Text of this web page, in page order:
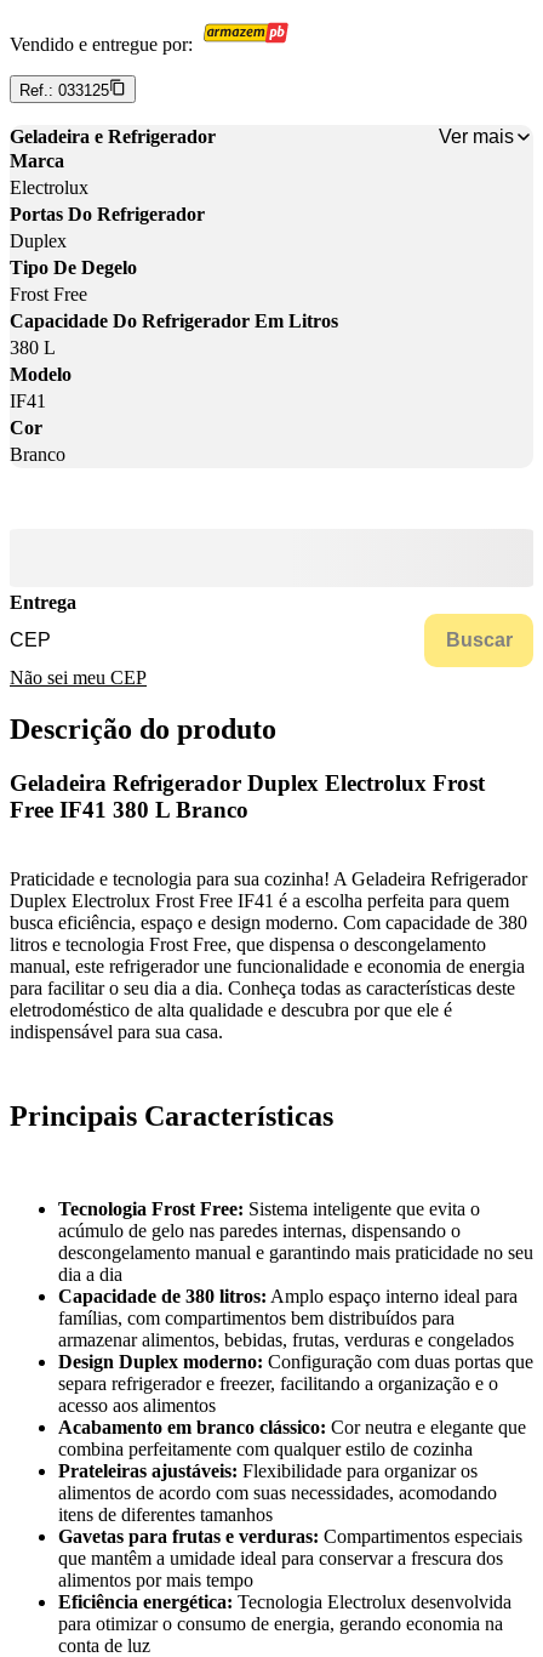
Vendido e entregue por:
Ref.: 033125
Geladeira e Refrigerador
Ver mais
Marca
Electrolux
Portas Do Refrigerador
Duplex
Tipo De Degelo
Frost Free
Capacidade Do Refrigerador Em Litros
380 L
Modelo
IF41
Cor
Branco
Entrega
Buscar
Não sei meu CEP
Descrição do produto
Geladeira Refrigerador Duplex Electrolux Frost
Free IF41 380 L Branco
Praticidade e tecnologia para sua cozinha! A Geladeira Refrigerador
Duplex Electrolux Frost Free IF41 é a escolha perfeita para quem
busca eficiência, espaço e design moderno. Com capacidade de 380
litros e tecnologia Frost Free, que dispensa o descongelamento
manual, este refrigerador une funcionalidade e economia de energia
para facilitar o seu dia a dia. Conheça todas as características deste
eletrodoméstico de alta qualidade e descubra por que ele é
indispensável para sua casa.
Principais Características
Tecnologia Frost Free: Sistema inteligente que evita o
acúmulo de gelo nas paredes internas, dispensando o
descongelamento manual e garantindo mais praticidade no seu
dia a dia
Capacidade de 380 litros: Amplo espaço interno ideal para
famílias, com compartimentos bem distribuídos para
armazenar alimentos, bebidas, frutas, verduras e congelados
Design Duplex moderno: Configuração com duas portas que
separa refrigerador e freezer, facilitando a organização e o
acesso aos alimentos
Acabamento em branco clássico: Cor neutra e elegante que
combina perfeitamente com qualquer estilo de cozinha
Prateleiras ajustáveis: Flexibilidade para organizar os
alimentos de acordo com suas necessidades, acomodando
itens de diferentes tamanhos
Gavetas para frutas e verduras: Compartimentos especiais
que mantêm a umidade ideal para conservar a frescura dos
alimentos por mais tempo
Eficiência energética: Tecnologia Electrolux desenvolvida
para otimizar o consumo de energia, gerando economia na
conta de luz